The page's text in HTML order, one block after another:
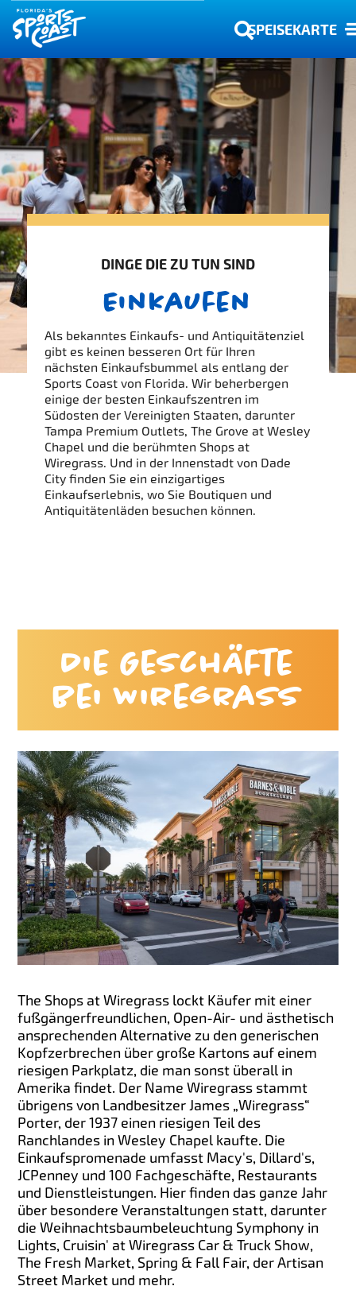
SPEISEKARTE
DINGE DIE ZU TUN SIND
Einkaufen
Als bekanntes Einkaufs- und Antiquitätenziel
gibt es keinen besseren Ort für Ihren
nächsten Einkaufsbummel als entlang der
Sports Coast von Florida. Wir beherbergen
einige der besten Einkaufszentren im
Südosten der Vereinigten Staaten, darunter
Tampa Premium Outlets, The Grove at Wesley
Chapel und die berühmten Shops at
Wiregrass. Und in der Innenstadt von Dade
City finden Sie ein einzigartiges
Einkaufserlebnis, wo Sie Boutiquen und
Antiquitätenläden besuchen können.
Die Geschäfte
bei Wiregrass
The Shops at Wiregrass lockt Käufer mit einer
fußgängerfreundlichen, Open-Air- und ästhetisch
ansprechenden Alternative zu den generischen
Kopfzerbrechen über große Kartons auf einem
riesigen Parkplatz, die man sonst überall in
Amerika findet. Der Name Wiregrass stammt
übrigens von Landbesitzer James „Wiregrass“
Porter, der 1937 einen riesigen Teil des
Ranchlandes in Wesley Chapel kaufte. Die
Einkaufspromenade umfasst Macy's, Dillard's,
JCPenney und 100 Fachgeschäfte, Restaurants
und Dienstleistungen. Hier finden das ganze Jahr
über besondere Veranstaltungen statt, darunter
die Weihnachtsbaumbeleuchtung Symphony in
Lights, Cruisin' at Wiregrass Car & Truck Show,
The Fresh Market, Spring & Fall Fair, der Artisan
Street Market und mehr.